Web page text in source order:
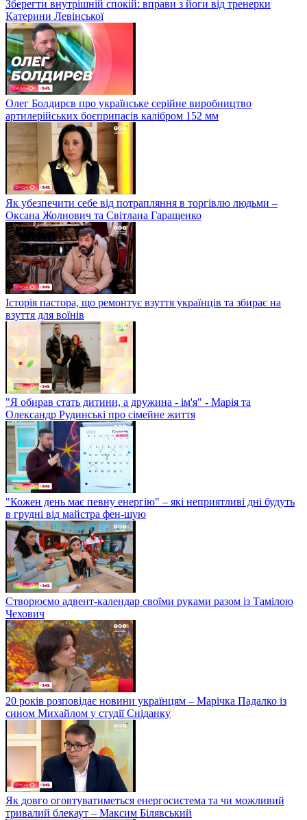
Зберегти внутрішній спокій: вправи з йоги від тренерки
Катерини Левінської
Олег Болдирєв про українське серійне виробництво
артилерійських боєприпасів калібром 152 мм
Як убезпечити себе від потрапляння в торгівлю людьми –
Оксана Жолнович та Світлана Гаращенко
Історія пастора, що ремонтує взуття українців та збирає на
взуття для воїнів
"Я обирав стать дитини, а дружина - ім'я" - Марія та
Олександр Рудинські про сімейне життя
"Кожен день має певну енергію" – які неприятливі дні будуть
в грудні від майстра фен-шую
Створюємо адвент-календар своїми руками разом із Тамілою
Чехович
20 років розповідає новини українцям – Марічка Падалко із
сином Михайлом у студії Сніданку
Як довго оговтуватиметься енергосистема та чи можливий
тривалий блекаут – Максим Білявський